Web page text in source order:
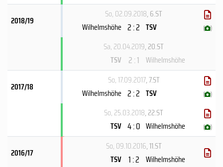
2018/19
So, 02.09.2018, 6.ST
Wilhelmshöhe 2 : 2 TSV ( )
Sa, 20.04.2019, 20.ST
TSV
2 : 1 Wilhelmshöhe
2017/18
So, 17.09.2017, 7.ST
Wilhelmshöhe 2 : 2 TSV ( )
So, 25.03.2018, 22.ST
TSV 4 : 0 Wilhelmshöhe ( )
2016/17
So, 09.10.2016, 11.ST
TSV 1 : 2 Wilhelmshöhe